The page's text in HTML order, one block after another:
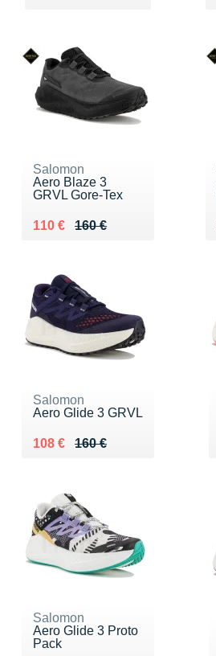
Salomon
Aero Blaze 3
GRVL Gore-Tex
160 €
Au lieu de 160 €
110 €
Vendu 110 €
Salomon
Aero Glide 3 GRVL
160 €
Au lieu de 160 €
108 €
Vendu 108 €
Salomon
Aero Glide 3 Proto
Pack